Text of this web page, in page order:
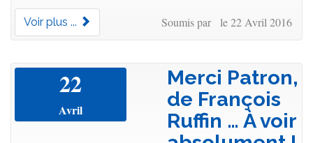
Voir plus ... Soumis par le 22 Avril 2016
22
Avril
Merci Patron,
de François
Ruffin … À voir